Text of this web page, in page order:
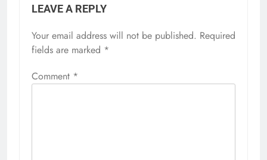
LEAVE A REPLY
Your email address will not be published. Required
fields are marked *
Comment *